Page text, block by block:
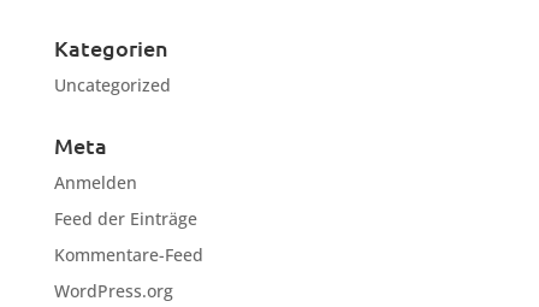
Kategorien
Uncategorized
Meta
Anmelden
Feed der Einträge
Kommentare-Feed
WordPress.org